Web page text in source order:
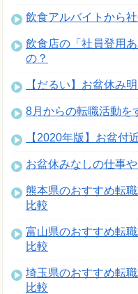
飲食アルバイトから
飲食店の「社員登用
の？
【だるい】お盆休み
8月からの転職活動を
【2020年版】お盆付
お盆休みなしの仕事
熊本県のおすすめ転
比較
富山県のおすすめ転
比較
埼玉県のおすすめ転
比較